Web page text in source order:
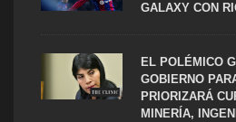
GALAXY CON
EL POLÉMICO
GOBIERNO
PRIORIZARÁ
MINERÍA,